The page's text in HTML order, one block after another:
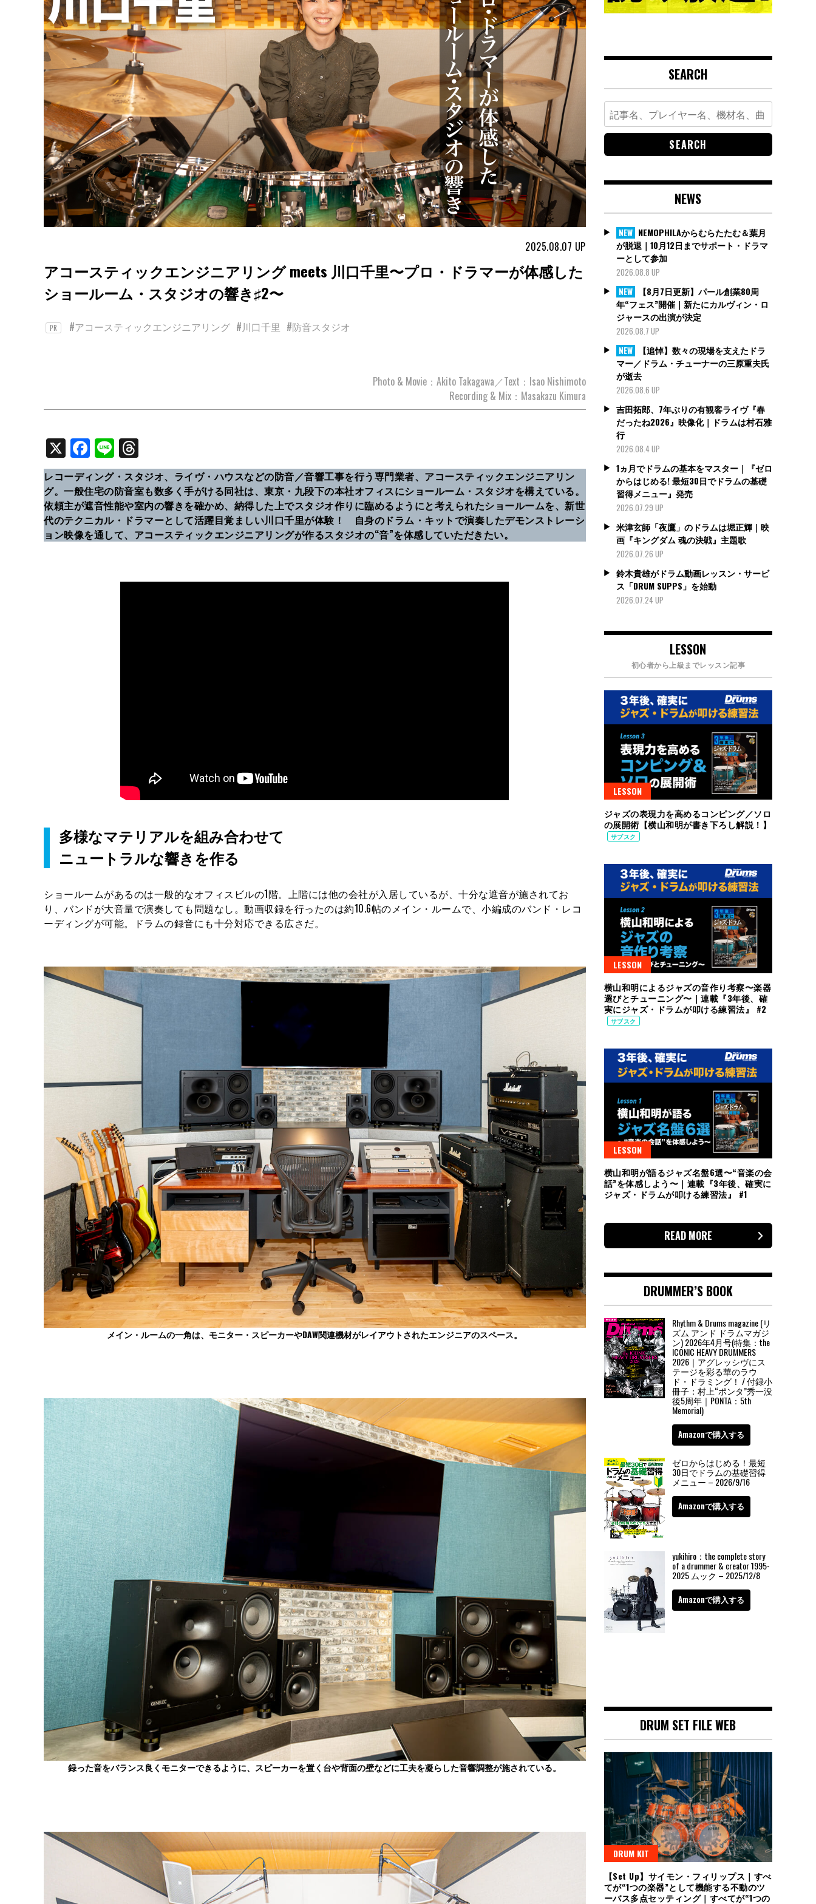
2025.08.07 UP
アコースティックエンジニアリング meets 川口千里〜プロ・ドラマーが体感した
ショールーム・スタジオの響き♯2〜
PR #アコースティックエンジニアリング #川口千里 #防音スタジオ
Photo & Movie：Akito Takagawa／Text：Isao Nishimoto
Recording & Mix：Masakazu Kimura
X Facebook
Line
レコーディング・スタジオ、ライヴ・ハウスなどの防音／音響工事を行う専門業者、アコースティックエンジニアリン
グ。一般住宅の防音室も数多く手がける同社は、東京・九段下の本社オフィスにショールーム・スタジオを構えている。
依頼主が遮音性能や室内の響きを確かめ、納得した上でスタジオ作りに臨めるようにと考えられたショールームを、新世
代のテクニカル・ドラマーとして活躍目覚ましい川口千里が体験！ 自身のドラム・キットで演奏したデモンストレーシ
ョン映像を通して、アコースティックエンジニアリングが作るスタジオの“音”を体感していただきたい。
多様なマテリアルを組み合わせて
ニュートラルな響きを作る
ショールームがあるのは一般的なオフィスビルの1階。上階には他の会社が入居しているが、十分な遮音が施されてお
り、バンドが大音量で演奏しても問題なし。動画収録を行ったのは約10.6帖のメイン・ルームで、小編成のバンド・レコ
ーディングが可能。ドラムの録音にも十分対応できる広さだ。
メイン・ルームの一角は、モニター・スピーカーやDAW関連機材がレイアウトされたエンジニアのスペース。
録った音をバランス良くモニターできるように、スピーカーを置く台や背面の壁などに工夫を凝らした音響調整が施されている。
SEARCH
Search
for:
NEWS
NEW NEMOPHILAからむらたたむ＆葉月
が脱退｜10月12日までサポート・ドラマ
ーとして参加
2026.08.8 UP
NEW
【8月7日更新】パール創業80周
年“フェス”開催｜新たにカルヴィン・ロ
ジャースの出演が決定
2026.08.7 UP
NEW
【追悼】数々の現場を支えたドラ
マー／ドラム・チューナーの三原重夫氏
が逝去
2026.08.6 UP
吉田拓郎、7年ぶりの有観客ライヴ『春
だったね2026』映像化｜ドラムは村石雅
行
2026.08.4 UP
1ヵ月でドラムの基本をマスター｜『ゼロ
からはじめる! 最短30日でドラムの基礎
習得メニュー』発売
2026.07.29 UP
米津玄師「夜鷹」のドラムは堀正輝｜映
画『キングダム 魂の決戦』主題歌
2026.07.26 UP
鈴木貴雄がドラム動画レッスン・サービ
ス「DRUM SUPPS」を始動
2026.07.24 UP
LESSON
初心者から上級までレッスン記事
LESSON
ジャズの表現力を高めるコンピング／ソロ
の展開術【横山和明が書き下ろし解説！】
サブスク
LESSON
横山和明によるジャズの音作り考察〜楽器
選びとチューニング〜｜連載『3年後、確
実にジャズ・ドラムが叩ける練習法』 #2
サブスク
LESSON
横山和明が語るジャズ名盤6選〜“音楽の会
話”を体感しよう〜｜連載『3年後、確実に
ジャズ・ドラムが叩ける練習法』 #1
READ MORE
DRUMMER’S BOOK
Rhythm & Drums magazine (リ
ズム アンド ドラムマガジ
ン) 2026年4月号(特集：the
ICONIC HEAVY DRUMMERS
2026｜アグレッシヴにス
テージを彩る華のラウ
ド・ドラミング！ / 付録小
冊子：村上“ポンタ”秀一没
後5周年｜PONTA：5th
Memorial)
Amazonで購入する
ゼロからはじめる！最短
30日でドラムの基礎習得
メニュー – 2026/9/16
Amazonで購入する
yukihiro：the complete story
of a drummer & creator 1995-
2025 ムック – 2025/12/8
Amazonで購入する
DRUM SET FILE WEB
DRUM KIT
【Set Up】サイモン・フィリップス｜すべ
てが“1つの楽器”として機能する不動のツ
ーバス多点セッティング｜すべてが“1つの